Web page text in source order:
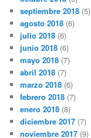
septiembre 2018 (5)
agosto 2018 (6)
julio 2018 (6)
junio 2018 (6)
mayo 2018 (7)
abril 2018 (7)
marzo 2018 (6)
febrero 2018 (7)
enero 2018 (8)
diciembre 2017 (7)
noviembre 2017 (9)